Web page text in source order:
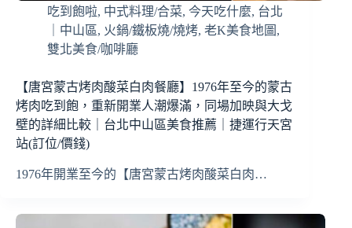
吃到飽啦, 中式料理/合菜, 今天吃什麼, 台北
｜中山區, 火鍋/鐵板燒/燒烤, 老K美食地圖 ,
雙北美食/咖啡廳
【唐宮蒙古烤肉酸菜白肉餐廳】1976年至今的蒙古
烤肉吃到飽，重新開業人潮爆滿，同場加映與大戈
壁的詳細比較｜台北中山區美食推薦｜捷運行天宮
站(訂位/價錢)
1976年開業至今的【唐宮蒙古烤肉酸菜白肉…